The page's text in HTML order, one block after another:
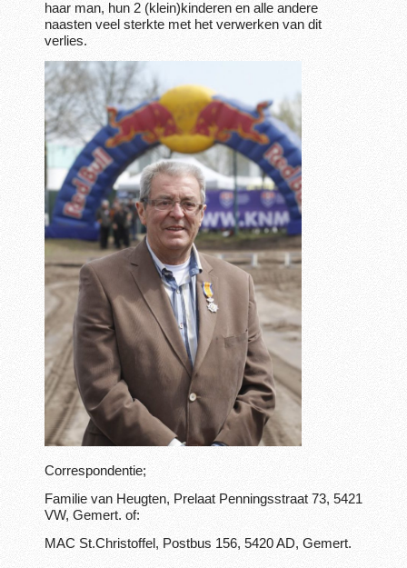
haar man, hun 2 (klein)kinderen en alle andere
naasten veel sterkte met het verwerken van dit
verlies.
Correspondentie;
Familie van Heugten, Prelaat Penningsstraat 73, 5421
VW, Gemert. of:
MAC St.Christoffel, Postbus 156, 5420 AD, Gemert.